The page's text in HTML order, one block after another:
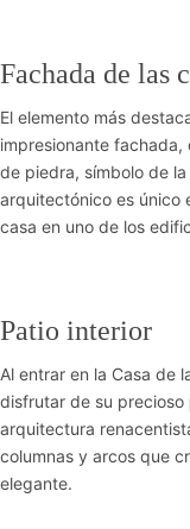
Fachada de las
El elemento más
impresionante
de piedra, símbolo de
arquitectónico es único
casa en uno de los
Patio interior
Al entrar en la Casa de
disfrutar de su precioso
arquitectura
columnas y arcos que
elegante.